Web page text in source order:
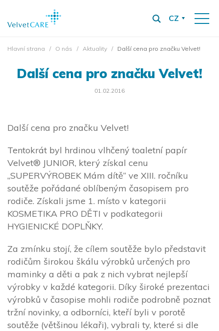
CZ
Hlavní strana O nás Aktuality Další cena pro značku Velvet!
Další cena pro značku Velvet!
01.02.2016
Další cena pro značku Velvet!
Tentokrát byl hrdinou vlhčený toaletní papír
Velvet® JUNIOR, který získal cenu
„SUPERVÝROBEK Mám dítě“ ve XIII. ročníku
soutěže pořádané oblíbeným časopisem pro
rodiče. Získali jsme 1. místo v kategorii
KOSMETIKA PRO DĚTI v podkategorii
HYGIENICKÉ DOPLŇKY.
Za zmínku stojí, že cílem soutěže bylo představit
rodičům širokou škálu výrobků určených pro
maminky a děti a pak z nich vybrat nejlepší
výrobky v každé kategorii. Díky široké prezentaci
výrobků v časopise mohli rodiče podrobně poznat
tržní novinky, a odborníci, kteří byli v porotě
soutěže (většinou lékaři), vybrali ty, které si dle